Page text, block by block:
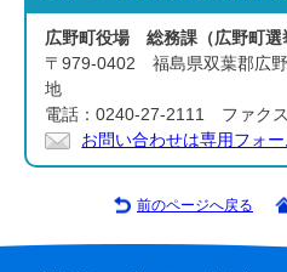
広野町役場 総務課（広野町選
〒979-0402 福島県双葉郡広
地
電話：0240-27-2111 ファク
お問い合わせは専用フォー
前のページへ戻る